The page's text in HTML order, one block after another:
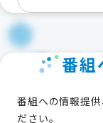
番組
番組への情報提
ださい。